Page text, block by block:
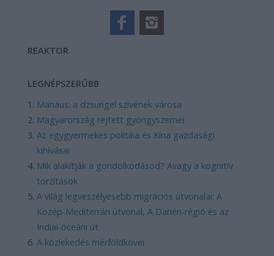
REAKTOR
LEGNÉPSZERŰBB
Manaus: a dzsungel szívének városa
Magyarország rejtett gyöngyszemei
Az egygyermekes politika és Kína gazdasági
kihívásai
Mik alakítják a gondolkodásod? Avagy a kognitív
torzítások
A világ legveszélyesebb migrációs útvonalai: A
Közép-Mediterrán útvonal, A Darién-régió és az
Indiai-óceáni út
A közlekedés mérföldkövei